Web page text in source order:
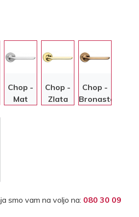
Chop -
Mat
Chop -
Zlata
Chop -
Bronasta
smo vam na voljo na: 080 30 09